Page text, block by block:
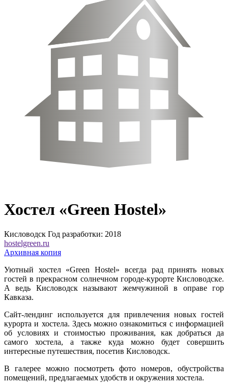
Хостел «Green Hostel»
Кисловодск Год разработки: 2018
hostelgreen.ru
Архивная копия
Уютный хостел «Green Hostel» всегда рад принять новых
гостей в прекрасном солнечном городе-курорте Кисловодске.
А ведь Кисловодск называют жемчужиной в оправе гор
Кавказа.
Сайт-лендинг используется для привлечения новых гостей
курорта и хостела. Здесь можно ознакомиться с информацией
об условиях и стоимостью проживания, как добраться да
самого хостела, а также куда можно будет совершить
интересные путешествия, посетив Кисловодск.
В галерее можно посмотреть фото номеров, обустройства
помещений, предлагаемых удобств и окружения хостела.